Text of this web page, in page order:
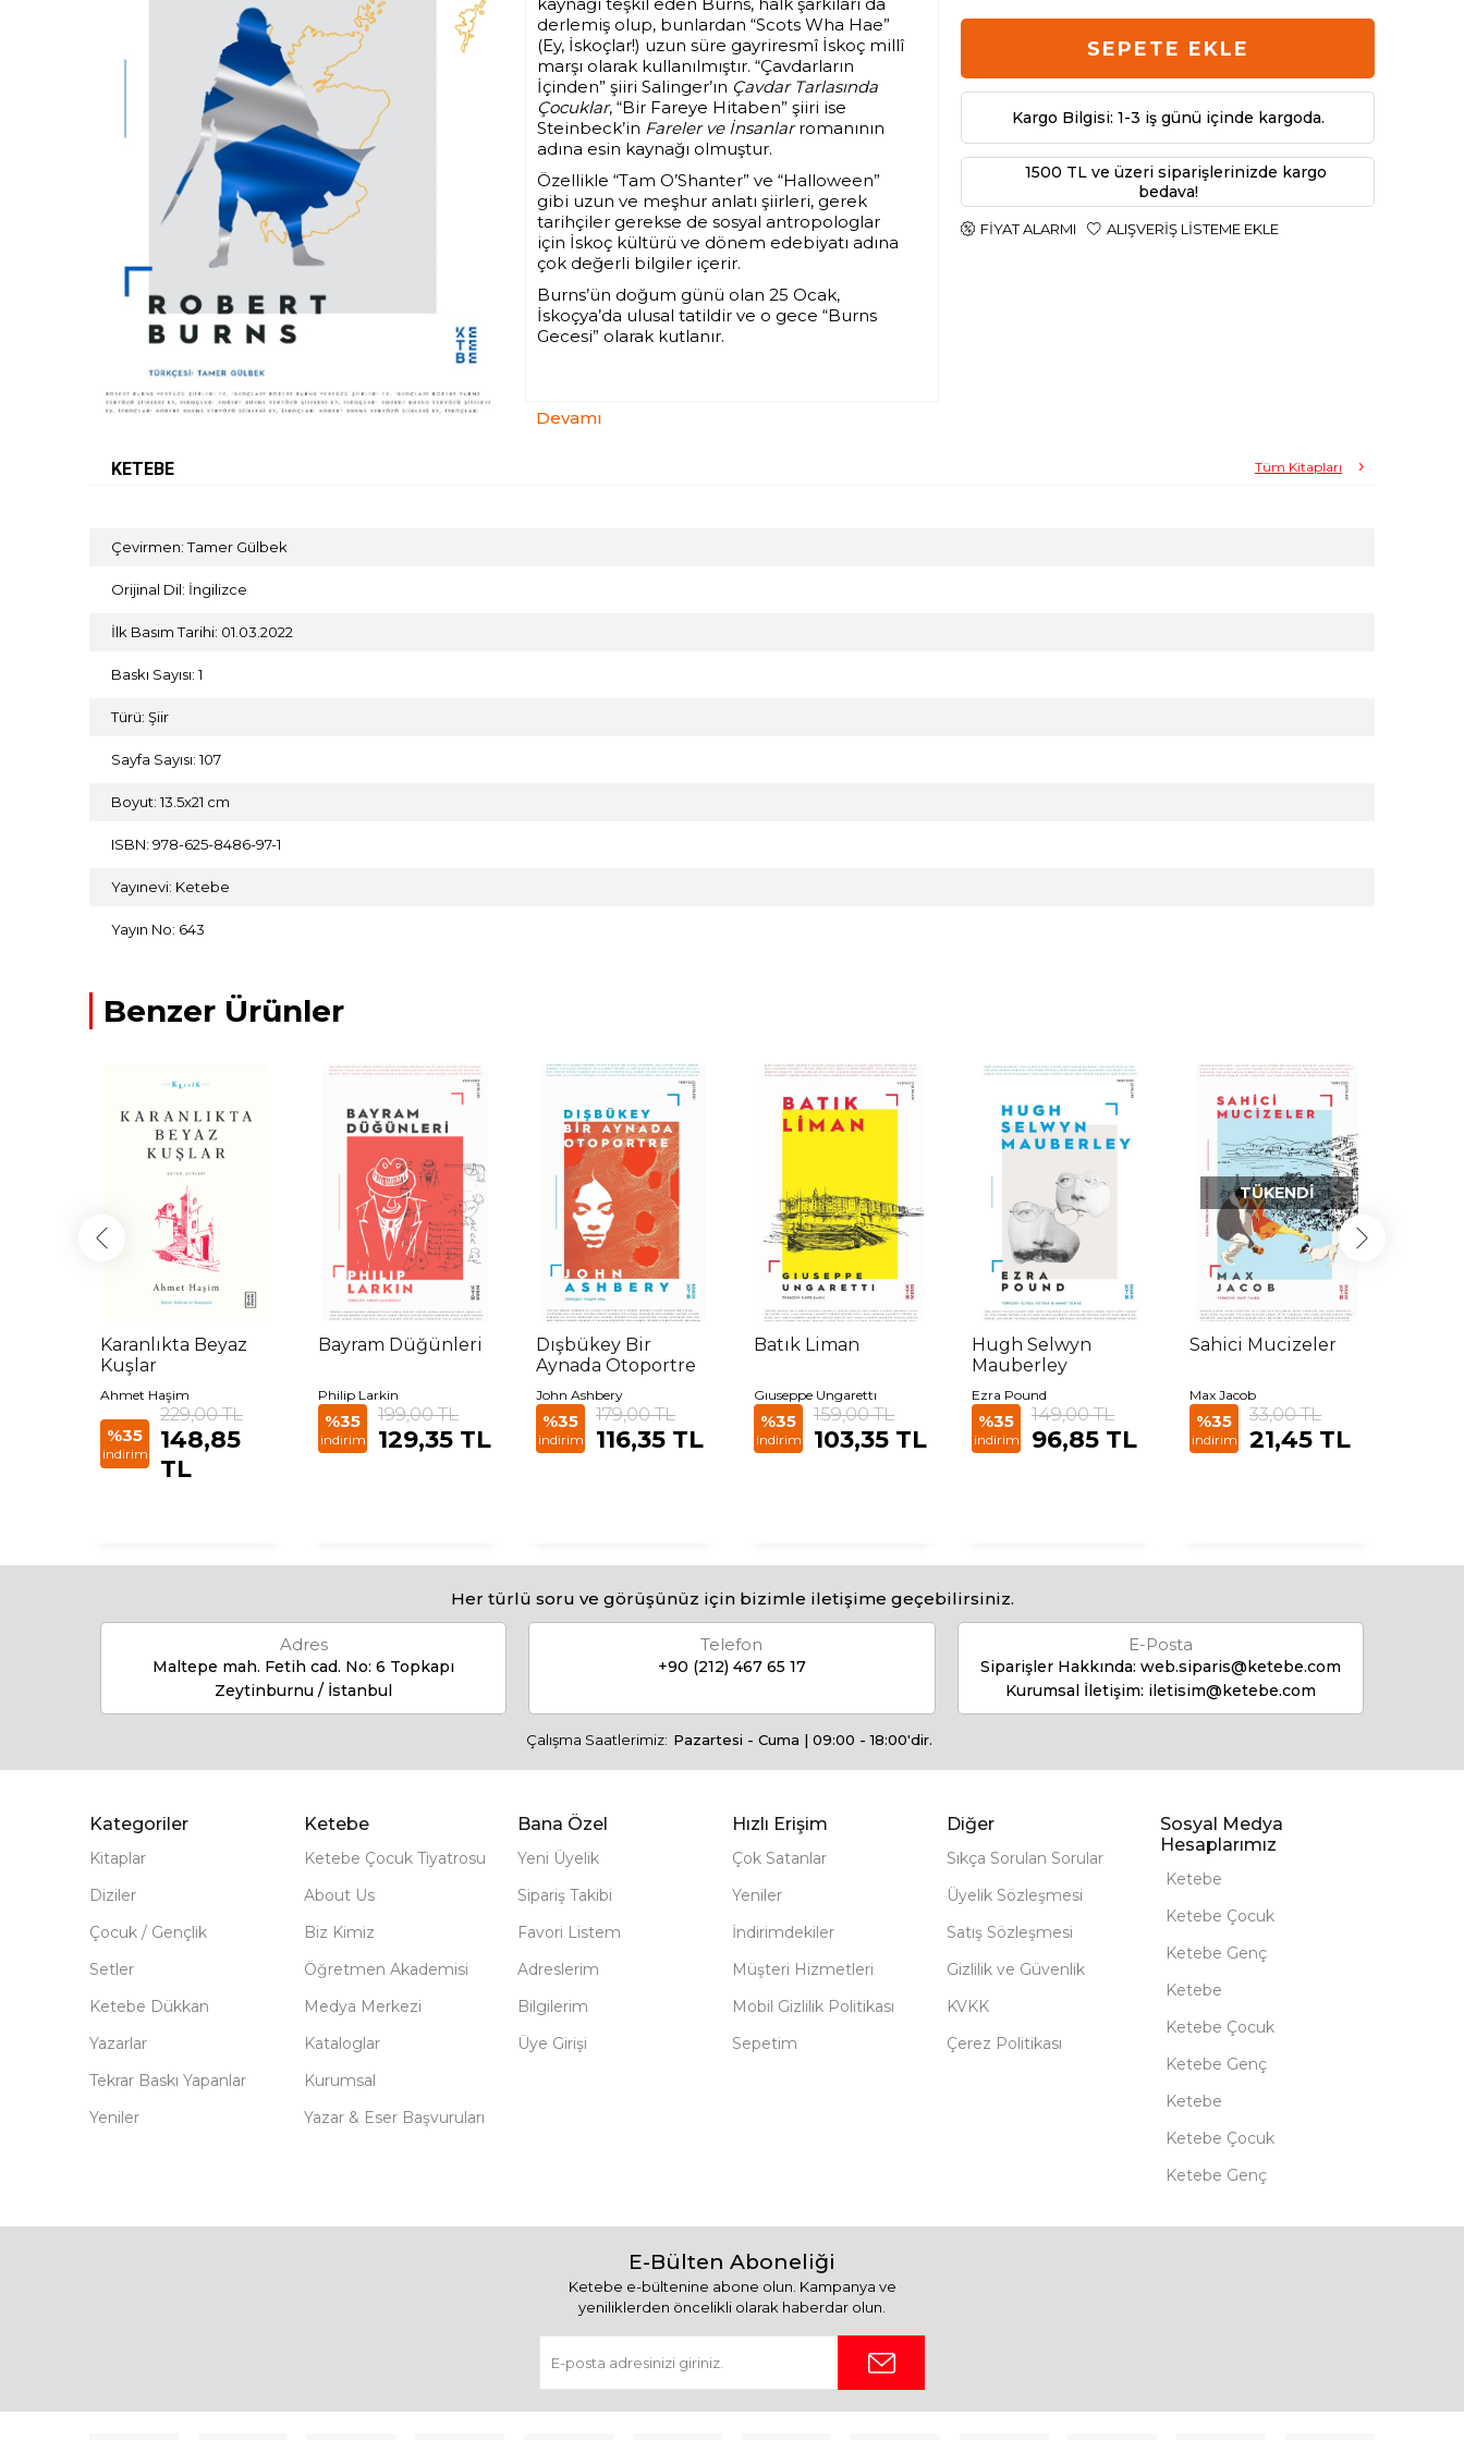
derlemiş olup, bunlardan “Scots Wha Hae”
(Ey, İskoçlar!) uzun süre gayriresmî İskoç millî
marşı olarak kullanılmıştır. “Çavdarların
İçinden” şiiri Salinger’ın Çavdar Tarlasında
Çocuklar, “Bir Fareye Hitaben” şiiri ise
Steinbeck’in Fareler ve İnsanlarromanının
adına esin kaynağı olmuştur.
Özellikle “Tam O’Shanter” ve “Halloween”
gibi uzun ve meşhur anlatı şiirleri, gerek
tarihçiler gerekse de sosyal antropologlar
için İskoç kültürü ve dönem edebiyatı adına
çok değerli bilgiler içerir.
Burns’ün doğum günü olan 25 Ocak,
İskoçya’da ulusal tatildir ve o gece “Burns
Gecesi” olarak kutlanır.
Devamı
SEPETE EKLE
Kargo Bilgisi: 1-3 iş günü içinde kargoda.
1500 TL ve üzeri siparişlerinizde kargo
bedava!
FIYAT ALARMI ALIŞVERIŞ LISTEME EKLE
KETEBE Tüm Kitapları
Çevirmen: Tamer Gülbek
Orijinal Dil: İngilizce
İlk Basım Tarihi: 01.03.2022
Baskı Sayısı: 1
Türü: Şiir
Sayfa Sayısı: 107
Boyut: 13.5x21 cm
ISBN: 978-625-8486-97-1
Yayınevi: Ketebe
Yayın No: 643
Benzer Ürünler
Karanlıkta Beyaz
Kuşlar
Ahmet Haşim
%35
indirim
229,00 TL
148,85
TL
Bayram Düğünleri
Philip Larkin
%35
indirim
199,00 TL
129,35 TL
Dışbükey Bir
Aynada Otoportre
John Ashbery
%35
indirim
179,00 TL
116,35 TL
Batık Liman
Gıuseppe Ungarettı
%35
indirim
159,00 TL
103,35 TL
Hugh Selwyn
Mauberley
Ezra Pound
%35
indirim
149,00 TL
96,85 TL
TÜKENDI
Sahici Mucizeler
Max Jacob
%35
indirim
33,00 TL
21,45 TL
Her türlü soru ve görüşünüz için bizimle iletişime geçebilirsiniz.
Adres
Maltepe mah. Fetih cad. No: 6 Topkapı
Zeytinburnu / İstanbul
Telefon
+90 (212) 467 65 17
E-Posta
Siparişler Hakkında: web.siparis@ketebe.com
Kurumsal İletişim: iletisim@ketebe.com
Çalışma Saatlerimiz: Pazartesi - Cuma | 09:00 - 18:00'dir.
Kategoriler
Kitaplar
Diziler
Çocuk / Gençlik
Setler
Ketebe Dükkan
Yazarlar
Tekrar Baskı Yapanlar
Yeniler
Ketebe
Ketebe Çocuk Tiyatrosu
About Us
Biz Kimiz
Öğretmen Akademisi
Medya Merkezi
Kataloglar
Kurumsal
Yazar & Eser Başvuruları
Bana Özel
Yeni Üyelik
Sipariş Takibi
Favori Listem
Adreslerim
Bilgilerim
Üye Girişi
Hızlı Erişim
Çok Satanlar
Yeniler
İndirimdekiler
Müşteri Hizmetleri
Mobil Gizlilik Politikası
Sepetim
Diğer
Sıkça Sorulan Sorular
Üyelik Sözleşmesi
Satış Sözleşmesi
Gizlilik ve Güvenlik
KVKK
Çerez Politikası
Sosyal Medya
Hesaplarımız
Ketebe
Ketebe Çocuk
Ketebe Genç
Ketebe
Ketebe Çocuk
Ketebe Genç
Ketebe
Ketebe Çocuk
Ketebe Genç
E-Bülten Aboneliği
Ketebe e-bültenine abone olun. Kampanya ve
yeniliklerden öncelikli olarak haberdar olun.